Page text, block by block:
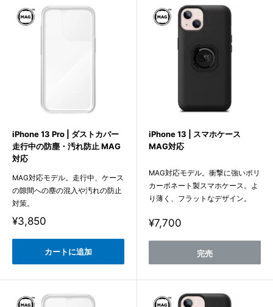
iPhone 13 Pro | ダストカバー
走行中の防塵・汚れ防止 MAG
対応
MAG対応モデル。走行中、ケース
の隙間への塵の混入や汚れの防止
対策。
販
価
¥3,850
カートに追加
iPhone 13 | スマホケース
MAG対応
MAG対応モデル。衝撃に強いポリ
カーボネート製スマホケース。よ
り薄く、フラットなデザイン。
販
価
¥7,700
完売